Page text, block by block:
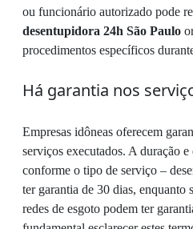
ou funcionário autorizado pode
desentupidora 24h São Paulo
procedimentos específicos
Há garantia nos
Empresas idôneas oferecem
serviços executados. A duração
conforme o tipo de serviço –
ter garantia de 30 dias, enquanto
redes de esgoto podem ter